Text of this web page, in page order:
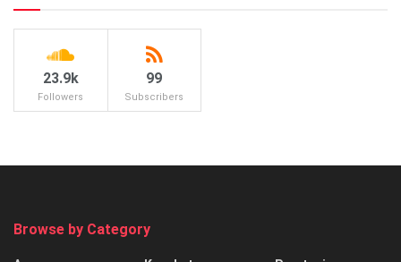
23.9k
Followers
99
Subscribers
Browse by Category